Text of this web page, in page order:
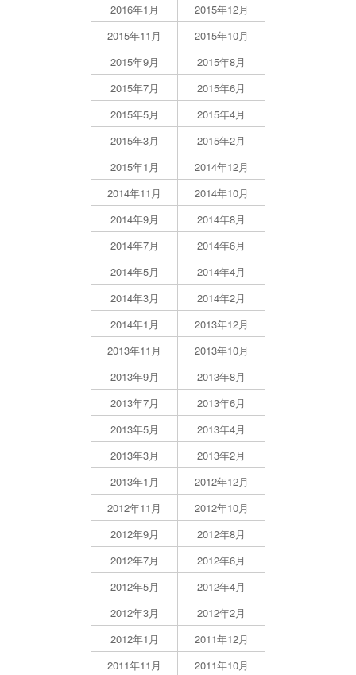
2016年1月
2015年12月
2015年11月
2015年10月
2015年9月
2015年8月
2015年7月
2015年6月
2015年5月
2015年4月
2015年3月
2015年2月
2015年1月
2014年12月
2014年11月
2014年10月
2014年9月
2014年8月
2014年7月
2014年6月
2014年5月
2014年4月
2014年3月
2014年2月
2014年1月
2013年12月
2013年11月
2013年10月
2013年9月
2013年8月
2013年7月
2013年6月
2013年5月
2013年4月
2013年3月
2013年2月
2013年1月
2012年12月
2012年11月
2012年10月
2012年9月
2012年8月
2012年7月
2012年6月
2012年5月
2012年4月
2012年3月
2012年2月
2012年1月
2011年12月
2011年11月
2011年10月